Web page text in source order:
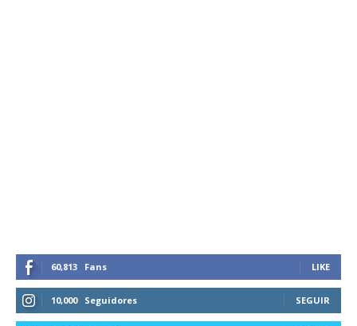
60,813 Fans LIKE
10,000 Seguidores SEGUIR